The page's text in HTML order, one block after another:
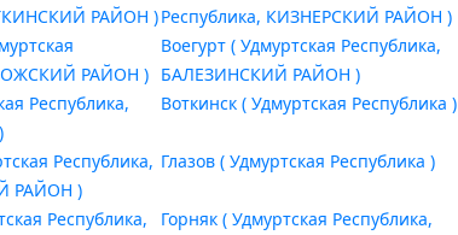
РАЙОН )Республика, КИЗНЕРСКИЙ РАЙОН )
РАЙОН )
Воегурт ( Удмуртская Республика,
БАЛЕЗИНСКИЙ РАЙОН )
Республика,
Воткинск ( Удмуртская Республика )
Республика,
РАЙОН )
Глазов ( Удмуртская Республика )
Республика,
Горняк ( Удмуртская Республика,